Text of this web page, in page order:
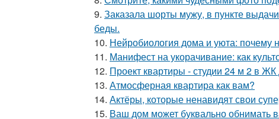
9. Заказала шорты мужу, в пункте
беды.
10. Нейробиология дома и уюта: почему
11. Манифест на укорачивание: как
12. Проект квартиры - студии 24 м 2 в
13. Атмосферная квартира как вам?
14. Актёры, которые ненавидят свои
15. Ваш дом может буквально обнимать